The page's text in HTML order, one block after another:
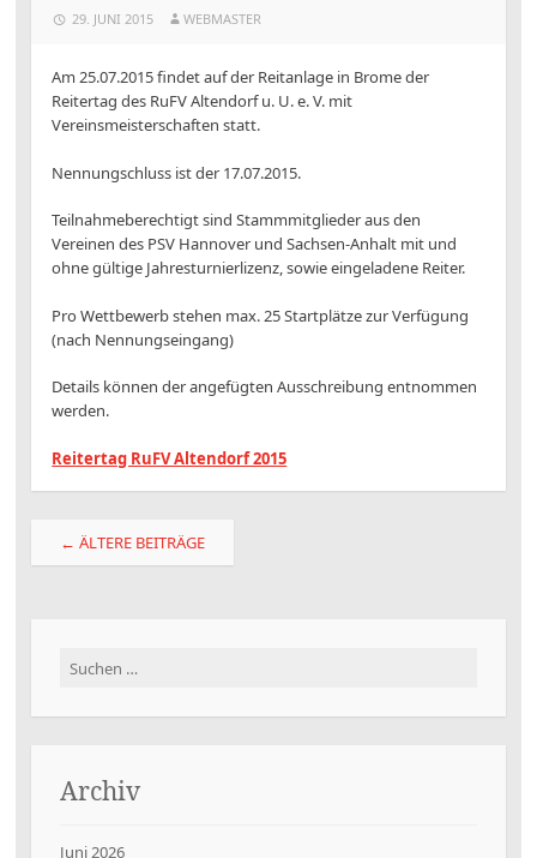
29. JUNI 2015 WEBMASTER
Am 25.07.2015 findet auf der Reitanlage in Brome der
Reitertag des RuFV Altendorf u. U. e. V. mit
Vereinsmeisterschaften statt.
Nennungschluss ist der 17.07.2015.
Teilnahmeberechtigt sind Stammmitglieder aus den
Vereinen des PSV Hannover und Sachsen-Anhalt mit und
ohne gültige Jahresturnierlizenz, sowie eingeladene Reiter.
Pro Wettbewerb stehen max. 25 Startplätze zur Verfügung
(nach Nennungseingang)
Details können der angefügten Ausschreibung entnommen
werden.
Reitertag RuFV Altendorf 2015
Beitragsnavigation
← ÄLTERE BEITRÄGE
Suchen
Archiv
Juni 2026